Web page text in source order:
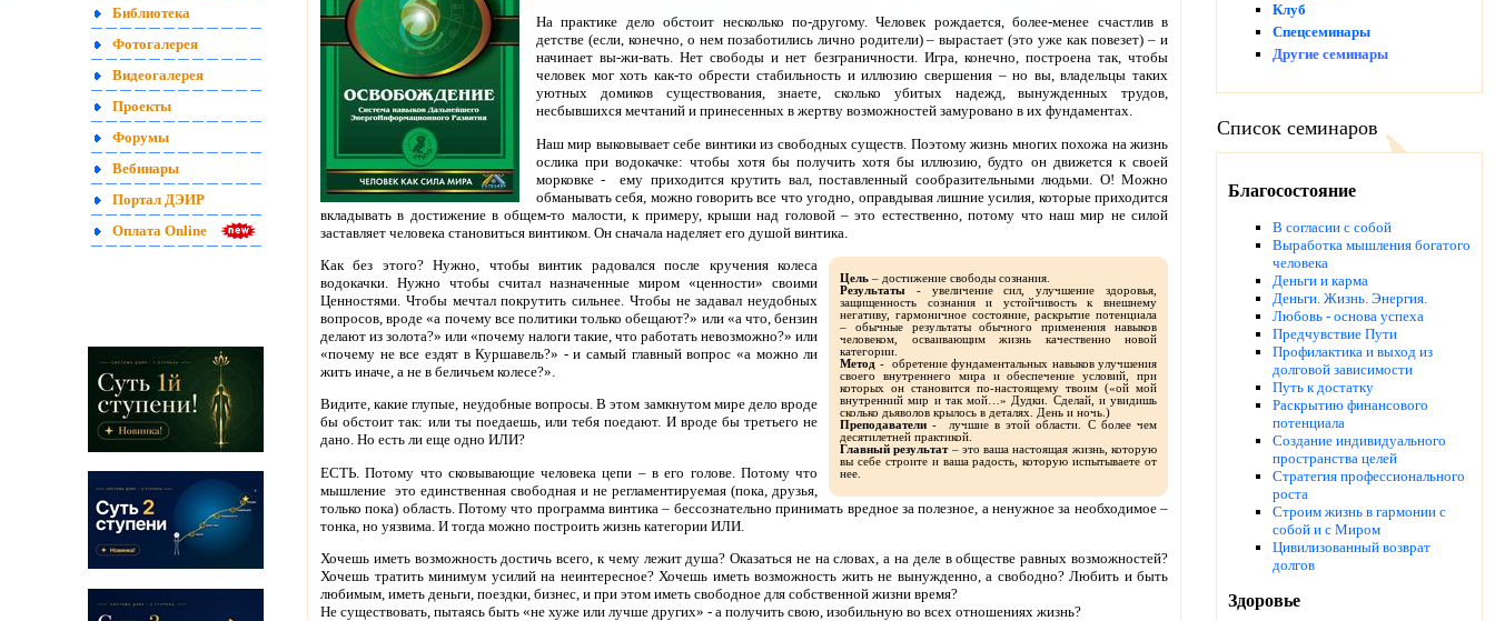
Библиотека
Фотогалерея
Видеогалерея
Проекты
Форумы
Вебинары
Портал ДЭИР
Оплата Online
На практике дело обстоит несколько по-другому. Человек рождается, более-менее счастлив в
детстве (если, конечно, о нем позаботились лично родители) – вырастает (это уже как повезет) – и
начинает вы-жи-вать. Нет свободы и нет безграничности. Игра, конечно, построена так, чтобы
человек мог хоть как-то обрести стабильность и иллюзию свершения – но вы, владельцы таких
уютных домиков существования, знаете, сколько убитых надежд, вынужденных трудов,
несбывшихся мечтаний и принесенных в жертву возможностей замуровано в их фундаментах.
Наш мир выковывает себе винтики из свободных существ. Поэтому жизнь многих похожа на жизнь
ослика при водокачке: чтобы хотя бы получить хотя бы иллюзию, будто он движется к своей
морковке - ему приходится крутить вал, поставленный сообразительными людьми. О! Можно
обманывать себя, можно говорить все что угодно, оправдывая лишние усилия, которые приходится
вкладывать в достижение в общем-то малости, к примеру, крыши над головой – это естественно, потому что наш мир не силой
заставляет человека становиться винтиком. Он сначала наделяет его душой винтика.
Цель – достижение свободы сознания.
Результаты - увеличение сил, улучшение здоровья,
защищенность сознания и устойчивость к внешнему
негативу, гармоничное состояние, раскрытие потенциала
– обычные результаты обычного применения навыков
человеком, осваивающим жизнь качественно новой
категории.
Метод - обретение фундаментальных навыков улучшения
своего внутреннего мира и обеспечение условий, при
которых он становится по-настоящему твоим («ой мой
внутренний мир и так мой…» Дудки. Сделай, и увидишь
сколько дьяволов крылось в деталях. День и ночь.)
Преподаватели - лучшие в этой области. С более чем
десятилетней практикой.
Главный результат– это ваша настоящая жизнь, которую
вы себе строите и ваша радость, которую испытываете от
нее.
Как без этого? Нужно, чтобы винтик радовался после кручения колеса
водокачки. Нужно чтобы считал назначенные миром «ценности» своими
Ценностями. Чтобы мечтал покрутить сильнее. Чтобы не задавал неудобных
вопросов, вроде «а почему все политики только обещают?» или «а что, бензин
делают из золота?» или «почему налоги такие, что работать невозможно?» или
«почему не все ездят в Куршавель?» - и самый главный вопрос «а можно ли
жить иначе, а не в беличьем колесе?».
Видите, какие глупые, неудобные вопросы. В этом замкнутом мире дело вроде
бы обстоит так: или ты поедаешь, или тебя поедают. И вроде бы третьего не
дано. Но есть ли еще одно ИЛИ?
ЕСТЬ. Потому что сковывающие человека цепи – в его голове. Потому что
мышление это единственная свободная и не регламентируемая (пока, друзья,
только пока) область. Потому что программа винтика – бессознательно принимать вредное за полезное, а ненужное за необходимое –
тонка, но уязвима. И тогда можно построить жизнь категории ИЛИ.
Хочешь иметь возможность достичь всего, к чему лежит душа? Оказаться не на словах, а на деле в обществе равных возможностей?
Хочешь тратить минимум усилий на неинтересное? Хочешь иметь возможность жить не вынужденно, а свободно? Любить и быть
любимым, иметь деньги, поездки, бизнес, и при этом иметь свободное для собственной жизни время?
Не существовать, пытаясь быть «не хуже или лучше других» - а получить свою, изобильную во всех отношениях жизнь?
Клуб
Спецсеминары
Другие семинары
Список семинаров
Благосостояние
В согласии с собой
Выработка мышления богатого
человека
Деньги и карма
Деньги. Жизнь. Энергия.
Любовь - основа успеха
Предчувствие Пути
Профилактика и выход из
долговой зависимости
Путь к достатку
Раскрытию финансового
потенциала
Создание индивидуального
пространства целей
Стратегия профессионального
роста
Строим жизнь в гармонии с
собой и с Миром
Цивилизованный возврат
долгов
Здоровье